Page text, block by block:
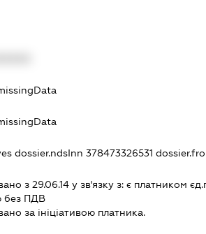
dossier.ndsInn 378473326531
з 29.06.14 у зв'язку з: є платником
без ПДВ
за iнiцiативою платника.